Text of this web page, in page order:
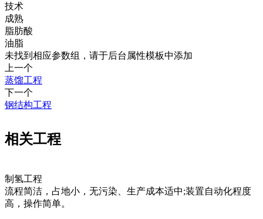
技术
成熟
脂肪酸
油脂
未找到相应参数组，请于后台属性模板中添加
上一个
蒸馏工程
下一个
钢结构工程
相关工程
制氢工程
流程简洁，占地小，无污染、生产成本适中;装置自动化程度
高，操作简单。